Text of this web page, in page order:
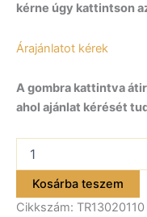
kérne úgy kattintson
Árajánlatot kérek
A gombra kattintva
ahol ajánlat kérését
Felépítmény
1100
magas
Kosárba teszem
Cikkszám: TR13020110